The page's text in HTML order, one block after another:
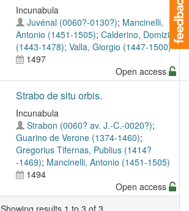
Incunabula
Juvénal (0060?-0130?); Mancinelli,
Antonio (1451-1505); Calderino, Domizio
(1443-1478); Valla, Giorgio (1447-1500)
1497
Open access
Strabo de situ orbis.
Incunabula
Strabon (0060? av. J.-C.-0020?);
Guarino de Verone (1374-1460);
Gregorius Tifernas, Publius (1414?
-1469); Mancinelli, Antonio (1451-1505)
1494
Open access
Showing results 1 to 3 of 3